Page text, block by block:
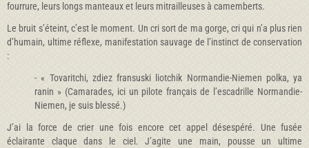
fourrure, leurs longs manteaux et leurs mitrailleuses à camemberts.
Le bruit s’éteint, c’est le moment. Un cri sort de ma gorge, cri qui n’a plus rien
d’humain, ultime réflexe, manifestation sauvage de l’instinct de conservation
:
- « Tovaritchi, zdiez fransuski liotchik Normandie-Niemen polka, ya
ranin » (Camarades, ici un pilote français de l’escadrille Normandie-
Niemen, je suis blessé.)
J’ai la force de crier une fois encore cet appel désespéré. Une fusée
éclairante claque dans le ciel. J’agite une main, pousse un ultime